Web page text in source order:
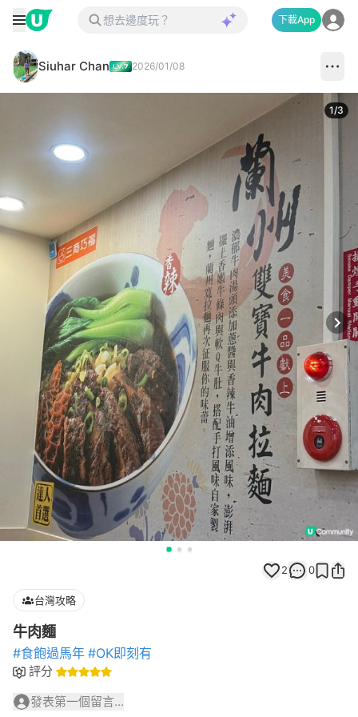
下載App
Siuhar Chan 2026/01/08
1/3
2 0
台灣攻略
牛肉麵
#食飽過馬年 #OK即刻有
評分
發表第一個留言...